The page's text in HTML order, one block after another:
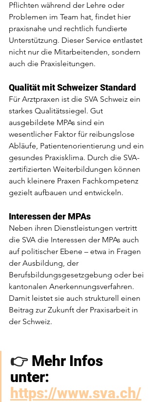
Pflichten während der Lehre oder
Problemen im Team hat, findet hier
praxisnahe und rechtlich fundierte
Unterstützung. Dieser Service entlastet
nicht nur die Mitarbeitenden, sondern
auch die Praxisleitungen.
Qualität mit Schweizer Standard
Für Arztpraxen ist die SVA Schweiz ein
starkes Qualitätssiegel. Gut
ausgebildete MPAs sind ein
wesentlicher Faktor für reibungslose
Abläufe, Patientenorientierung und ein
gesundes Praxisklima. Durch die SVA-
zertifizierten Weiterbildungen können
auch kleinere Praxen Fachkompetenz
gezielt aufbauen und entwickeln.
Interessen der MPAs
Neben ihren Dienstleistungen vertritt
die SVA die Interessen der MPAs auch
auf politischer Ebene – etwa in Fragen
der Ausbildung, der
Berufsbildungsgesetzgebung oder bei
kantonalen Anerkennungsverfahren.
Damit leistet sie auch strukturell einen
Beitrag zur Zukunft der Praxisarbeit in
der Schweiz.
👉 Mehr Infos
unter:
https://www.sva.ch/